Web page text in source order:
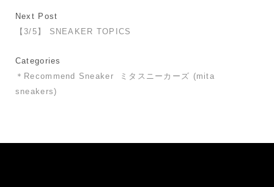
Next Post
【3/5】 SNEAKER TOPICS
Categories
＊Recommend Sneaker
ミタスニーカーズ (mita
sneakers)